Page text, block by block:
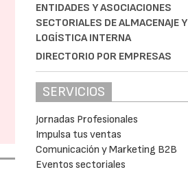
ENTIDADES Y ASOCIACIONES
SECTORIALES DE ALMACENAJE Y
LOGÍSTICA INTERNA
DIRECTORIO POR EMPRESAS
SERVICIOS
Jornadas Profesionales
Impulsa tus ventas
Comunicación y Marketing B2B
Eventos sectoriales